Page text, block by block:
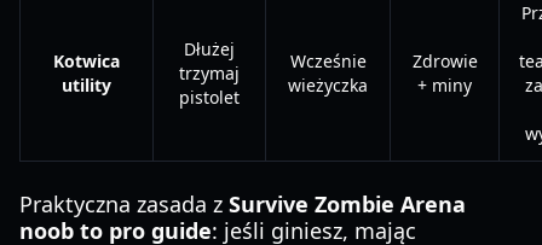
Kotwica
utility
Dłużej
trzymaj
pistolet
Wcześnie
wieżyczka
Zdrowie
+ miny
Praktyczna zasada z Survive Zombie Arena
noob to pro guide: jeśli giniesz, mając